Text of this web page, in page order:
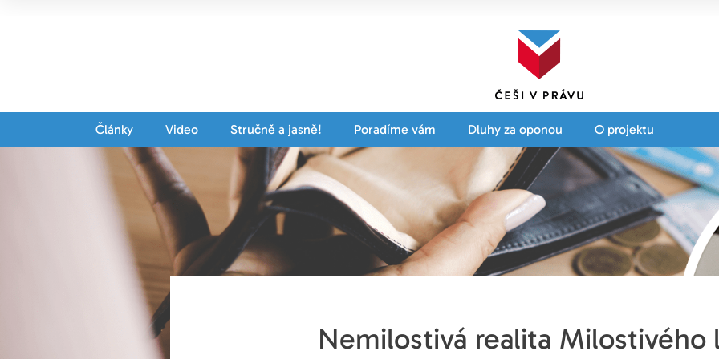
Články Video Stručně a jasně! Poradíme vám Dluhy za oponou O projektu
Nemilostivá realita Milostivého